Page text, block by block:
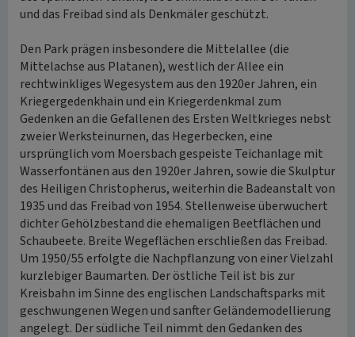
und das Freibad sind als Denkmäler geschützt.
Den Park prägen insbesondere die Mittelallee (die
Mittelachse aus Platanen), westlich der Allee ein
rechtwinkliges Wegesystem aus den 1920er Jahren, ein
Kriegergedenkhain und ein Kriegerdenkmal zum
Gedenken an die Gefallenen des Ersten Weltkrieges nebst
zweier Werksteinurnen, das Hegerbecken, eine
ursprünglich vom Moersbach gespeiste Teichanlage mit
Wasserfontänen aus den 1920er Jahren, sowie die Skulptur
des Heiligen Christopherus, weiterhin die Badeanstalt von
1935 und das Freibad von 1954. Stellenweise überwuchert
dichter Gehölzbestand die ehemaligen Beetflächen und
Schaubeete. Breite Wegeflächen erschließen das Freibad.
Um 1950/55 erfolgte die Nachpflanzung von einer Vielzahl
kurzlebiger Baumarten. Der östliche Teil ist bis zur
Kreisbahn im Sinne des englischen Landschaftsparks mit
geschwungenen Wegen und sanfter Geländemodellierung
angelegt. Der südliche Teil nimmt den Gedanken des